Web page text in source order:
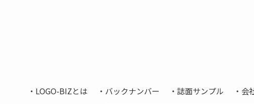
LOGO-BIZとは バックナンバー 誌面サンプル 会